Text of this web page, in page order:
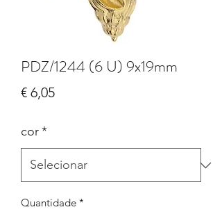
PDZ/1244 (6 U) 9x19mm
€ 6,05Preço
cor*
Quantidade *